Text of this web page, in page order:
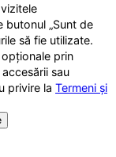
butonul „Sunt de
să fie utilizate.
prin
sau
privire la Termeni și